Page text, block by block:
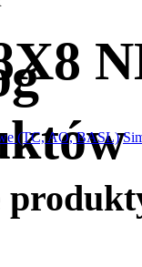
(TC, AO, BASL)